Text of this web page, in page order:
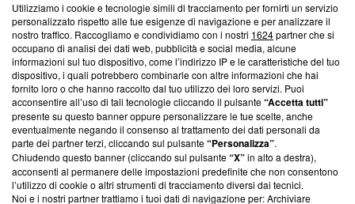
Questa sezione offre informazioni trasparenti su Blasting
News, sui nostri processi editoriali e su come ci impegniamo a
creare news di qualità. Inoltre, afferma la nostra aderenza a
‘Trust Project - News with Integrity’Blasting News non è
ancora membro del programma, ma ha richiesto di farne
parte; Trust Project non ha ancora effettuato una verifica di
conformità agli standard.
Su di noi
Team editoriale
Utilizziamo i cookie e tecnologie simili di tracciamento per fornirti un servizio
personalizzato rispetto alle tue esigenze di navigazione e per analizzare il
nostro traffico. Raccogliamo e condividiamo con i nostri 1624partner che si
occupano di analisi dei dati web, pubblicità e social media, alcune
informazioni sul tuo dispositivo, come l’indirizzo IP e le caratteristiche del tuo
dispositivo, i quali potrebbero combinarle con altre informazioni che hai
fornito loro o che hanno raccolto dal tuo utilizzo dei loro servizi. Puoi
acconsentire all’uso di tali tecnologie cliccando il pulsante“Accetta tutti”
presente su questo banner oppure personalizzare le tue scelte, anche
eventualmente negando il consenso al trattamento dei dati personali da
parte dei partner terzi, cliccando sul pulsante“Personalizza”.
Chiudendo questo banner (cliccando sul pulsante“X”in alto a destra),
acconsenti al permanere delle impostazioni predefinite che non consentono
l’utilizzo di cookie o altri strumenti di tracciamento diversi dai tecnici.
Noi e i nostri partner trattiamo i tuoi dati di navigazione per: Archiviare